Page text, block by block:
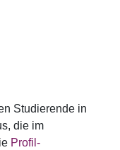
Studierende in
die im
Profil-